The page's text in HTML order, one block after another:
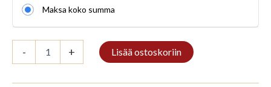
Maksa koko summa
-
4/9
Punane
+ Lisää ostoskoriin